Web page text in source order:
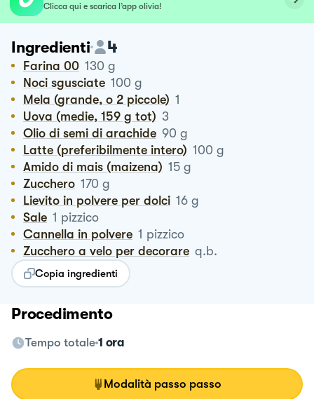
Clicca qui e scarica l’app olivia!
Ingredienti 4
Farina 00 130 g
Noci sgusciate 100 g
Mela (grande, o 2 piccole) 1
Uova (medie, 159 g tot) 3
Olio di semi di arachide 90 g
Latte (preferibilmente intero) 100 g
Amido di mais (maizena) 15 g
Zucchero 170 g
Lievito in polvere per dolci 16 g
Sale 1 pizzico
Cannella in polvere 1 pizzico
Zucchero a velo per decorare q.b.
Copia ingredienti
Procedimento
Tempo totale 1 ora
Modalità passo passo